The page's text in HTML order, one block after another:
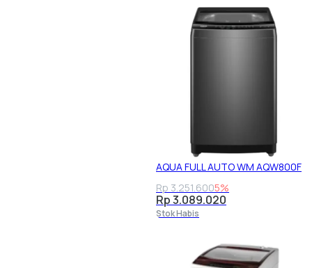
AQUA FULL AUTO WM AQW800F
Rp 3.251.6005%
Rp 3.089.020
Stok Habis